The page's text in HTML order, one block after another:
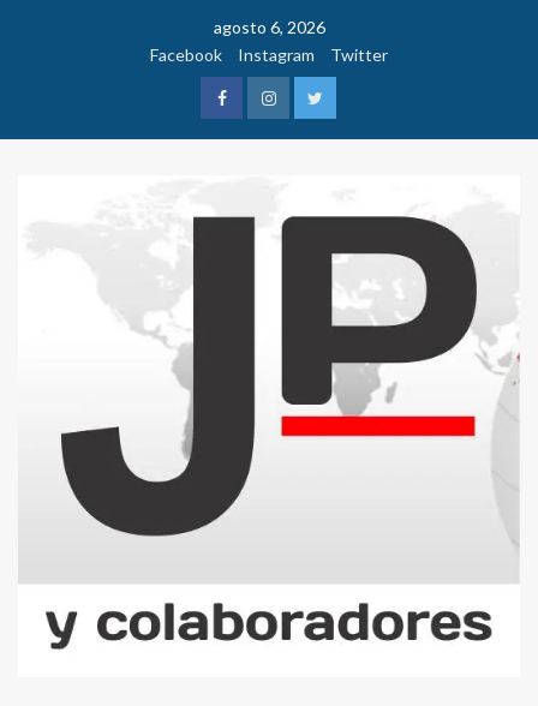
agosto 6, 2026
Facebook
Instagram Twitter
FacebookInstagramTwitter